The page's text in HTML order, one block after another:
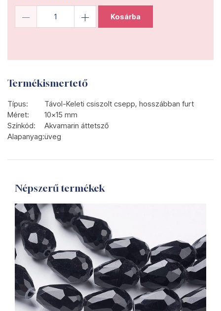
Kosárba
Termékismertető
Típus:
Távol-Keleti csiszolt csepp, hosszábban furt
Méret:
10x15 mm
Színkód:
Akvamarin áttetsző
Alapanyag:üveg
Népszerű termékek